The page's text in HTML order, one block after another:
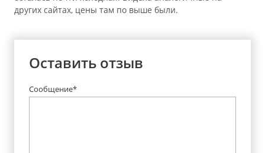
других сайтах, цены там по выше были.
Оставить отзыв
Сообщение*